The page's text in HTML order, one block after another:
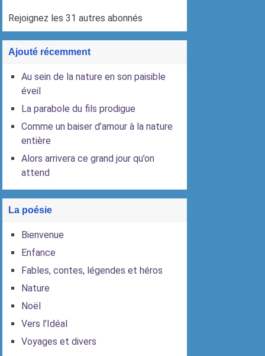
Rejoignez les 31 autres abonnés
Ajouté récemment
Au sein de la nature en son paisible
éveil
La parabole du fils prodigue
Comme un baiser d’amour à la nature
entière
Alors arrivera ce grand jour qu’on
attend
La poésie
Bienvenue
Enfance
Fables, contes, légendes et héros
Nature
Noël
Vers l’Idéal
Voyages et divers